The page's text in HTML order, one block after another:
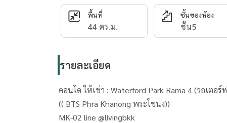
พื้นที่
44 ตร.ม.
ชั้นของห้อง
ชั้น5
รายละเอียด
คอนโด ให้เช่า : Waterford Park Rama 4 (
(( BTS Phra Khanong พระโขนง))
MK-02 line @livingbkk